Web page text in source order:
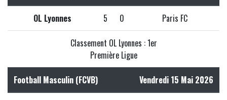
OL Lyonnes 5 0 Paris FC
Classement OL Lyonnes : 1er
Première Ligue
Football Masculin (FCVB) Vendredi 15 Mai 2026